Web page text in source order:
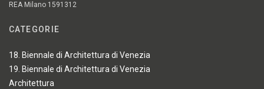
REA Milano 1591312
CATEGORIE
18. Biennale di Architettura di Venezia
19. Biennale di Architettura di Venezia
Architettura